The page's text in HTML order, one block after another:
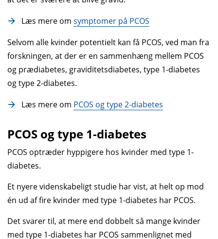
Læs mere om symptomer på PCOS
Selvom alle kvinder potentielt kan få PCOS, ved man fra
forskningen, at der er en sammenhæng mellem PCOS
og præ­diabetes, graviditetsdiabetes, type 1-diabetes
og type 2-diabetes.
Læs mere om PCOS og type 2-diabetes
PCOS og type 1-diabetes
PCOS optræder hyppigere hos kvinder med type 1-
diabetes.
Et nyere videnskabeligt studie har vist, at helt op mod
én ud af fire kvinder med type 1-diabetes har PCOS.
Det svarer til, at mere end dobbelt så mange kvinder
med type 1-diabetes har PCOS sammenlignet med